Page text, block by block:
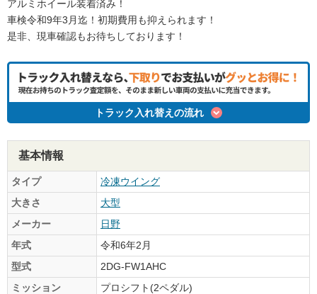
アルミホイール装着済み！
車検令和9年3月迄！初期費用も抑えられます！
是非、現車確認もお待ちしております！
トラック入れ替えの流れ
基本情報
タイプ
冷凍ウイング
大きさ
大型
メーカー
日野
年式
令和6年2月
型式
2DG-FW1AHC
ミッション
プロシフト(2ペダル)